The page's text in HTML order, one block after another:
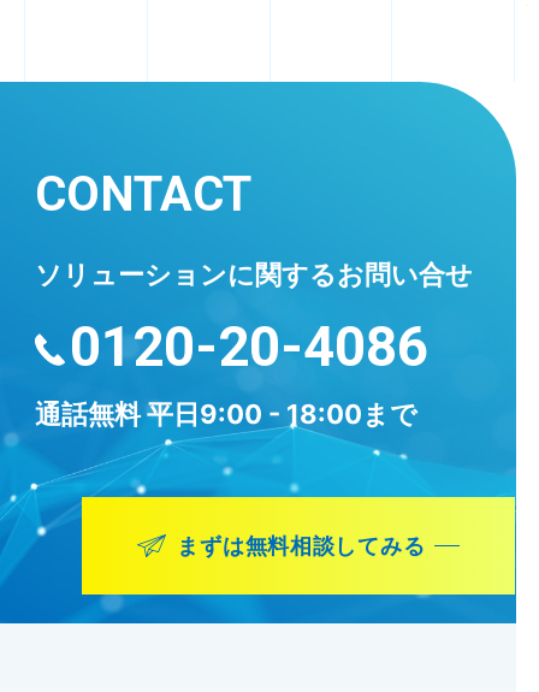
CONTACT
ソリューションに関するお問い合せ
0120-20-4086
通話無料平日9:00 - 18:00まで
まずは無料相談してみる